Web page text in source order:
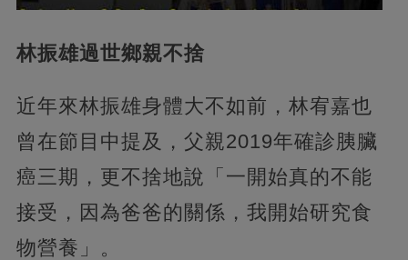
林振雄過世鄉親不捨
近年來林振雄身體大不如前，林宥嘉也
曾在節目中提及，父親2019年確診胰臟
癌三期，更不捨地說「一開始真的不能
接受，因為爸爸的關係，我開始研究食
物營養」。